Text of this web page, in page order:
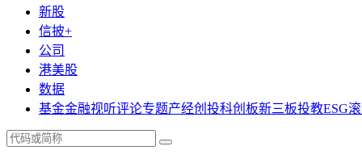
新股
信披+
公司
港美股
数据
基金金融视听评论专题产经创投科创板新三板投教ESG